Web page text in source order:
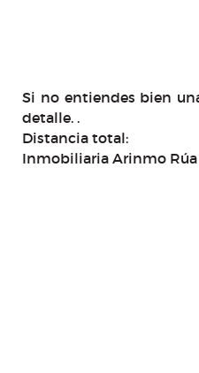
Si no entiendes bien
detalle. .
Distancia total:
Inmobiliaria Arinmo Rúa